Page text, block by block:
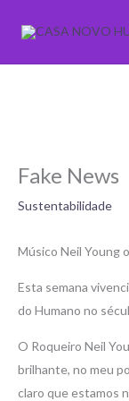
Fake News
Sustentabilidade
Músico Neil Young
Esta semana
do Humano no
O Roqueiro Neil
brilhante, no meu
claro que estamos